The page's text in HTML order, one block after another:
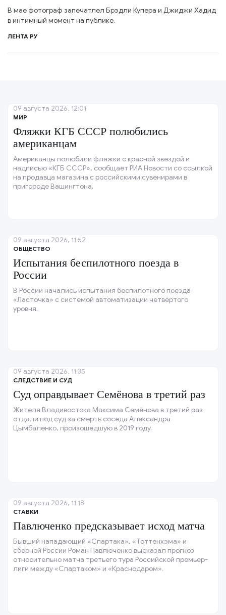
В мае фотограф запечатлел Брэдли Купера и Джиджи Хадид
в интимный момент на публике.
ЛЕНТА РУ
МИР
Фляжки КГБ СССР полюбились
американцам
Американцы полюбили фляжки с красной звездой и
надписью «КГБ СССР», сообщает РИА Новости со ссылкой
на продавца магазина с российскими сувенирами в
пригороде Вашингтона.
09 августа 2026, 12:01
ОБЩЕСТВО
Испытания беспилотного поезда в
России
В России начались испытания беспилотного поезда
«Ласточка» с системой автоматизации четвёртого
уровня.
09 августа 2026, 11:52
СЛЕДСТВИЕ И СУД
Суд оправдывает Семёнова в третий раз
Жителя Владивостока Максима Семёнова в третий раз
отдали под суд за смерть соседа Александра
Цымбаленко, произошедшую в 2019 году.
09 августа 2026, 11:35
СТАВКИ
Павлюченко предсказывает исход матча
Бывший нападающий «Спартака», «Тоттенхэма» и
сборной России Роман Павлюченко высказал прогноз
относительно матча третьего тура Российской премьер-
лиги между «Спартаком» и «Краснодаром».
09 августа 2026, 11:18